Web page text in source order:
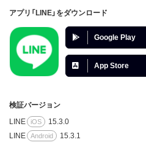
アプリ「LINE」をダウンロード
Google Play
App Store
検証バージョン
LINE
iOS
15.3.0
LINE
Android 15.3.1